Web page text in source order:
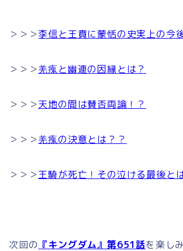
＞＞＞李信と王賁に蒙恬の史実上の今
＞＞＞羌瘣と幽連の因縁とは？
＞＞＞天地の間は賛否両論！？
＞＞＞羌瘣の決意とは？？
＞＞＞王騎が死亡！その泣ける最後と
次回の 『キングダム』第651話を楽し